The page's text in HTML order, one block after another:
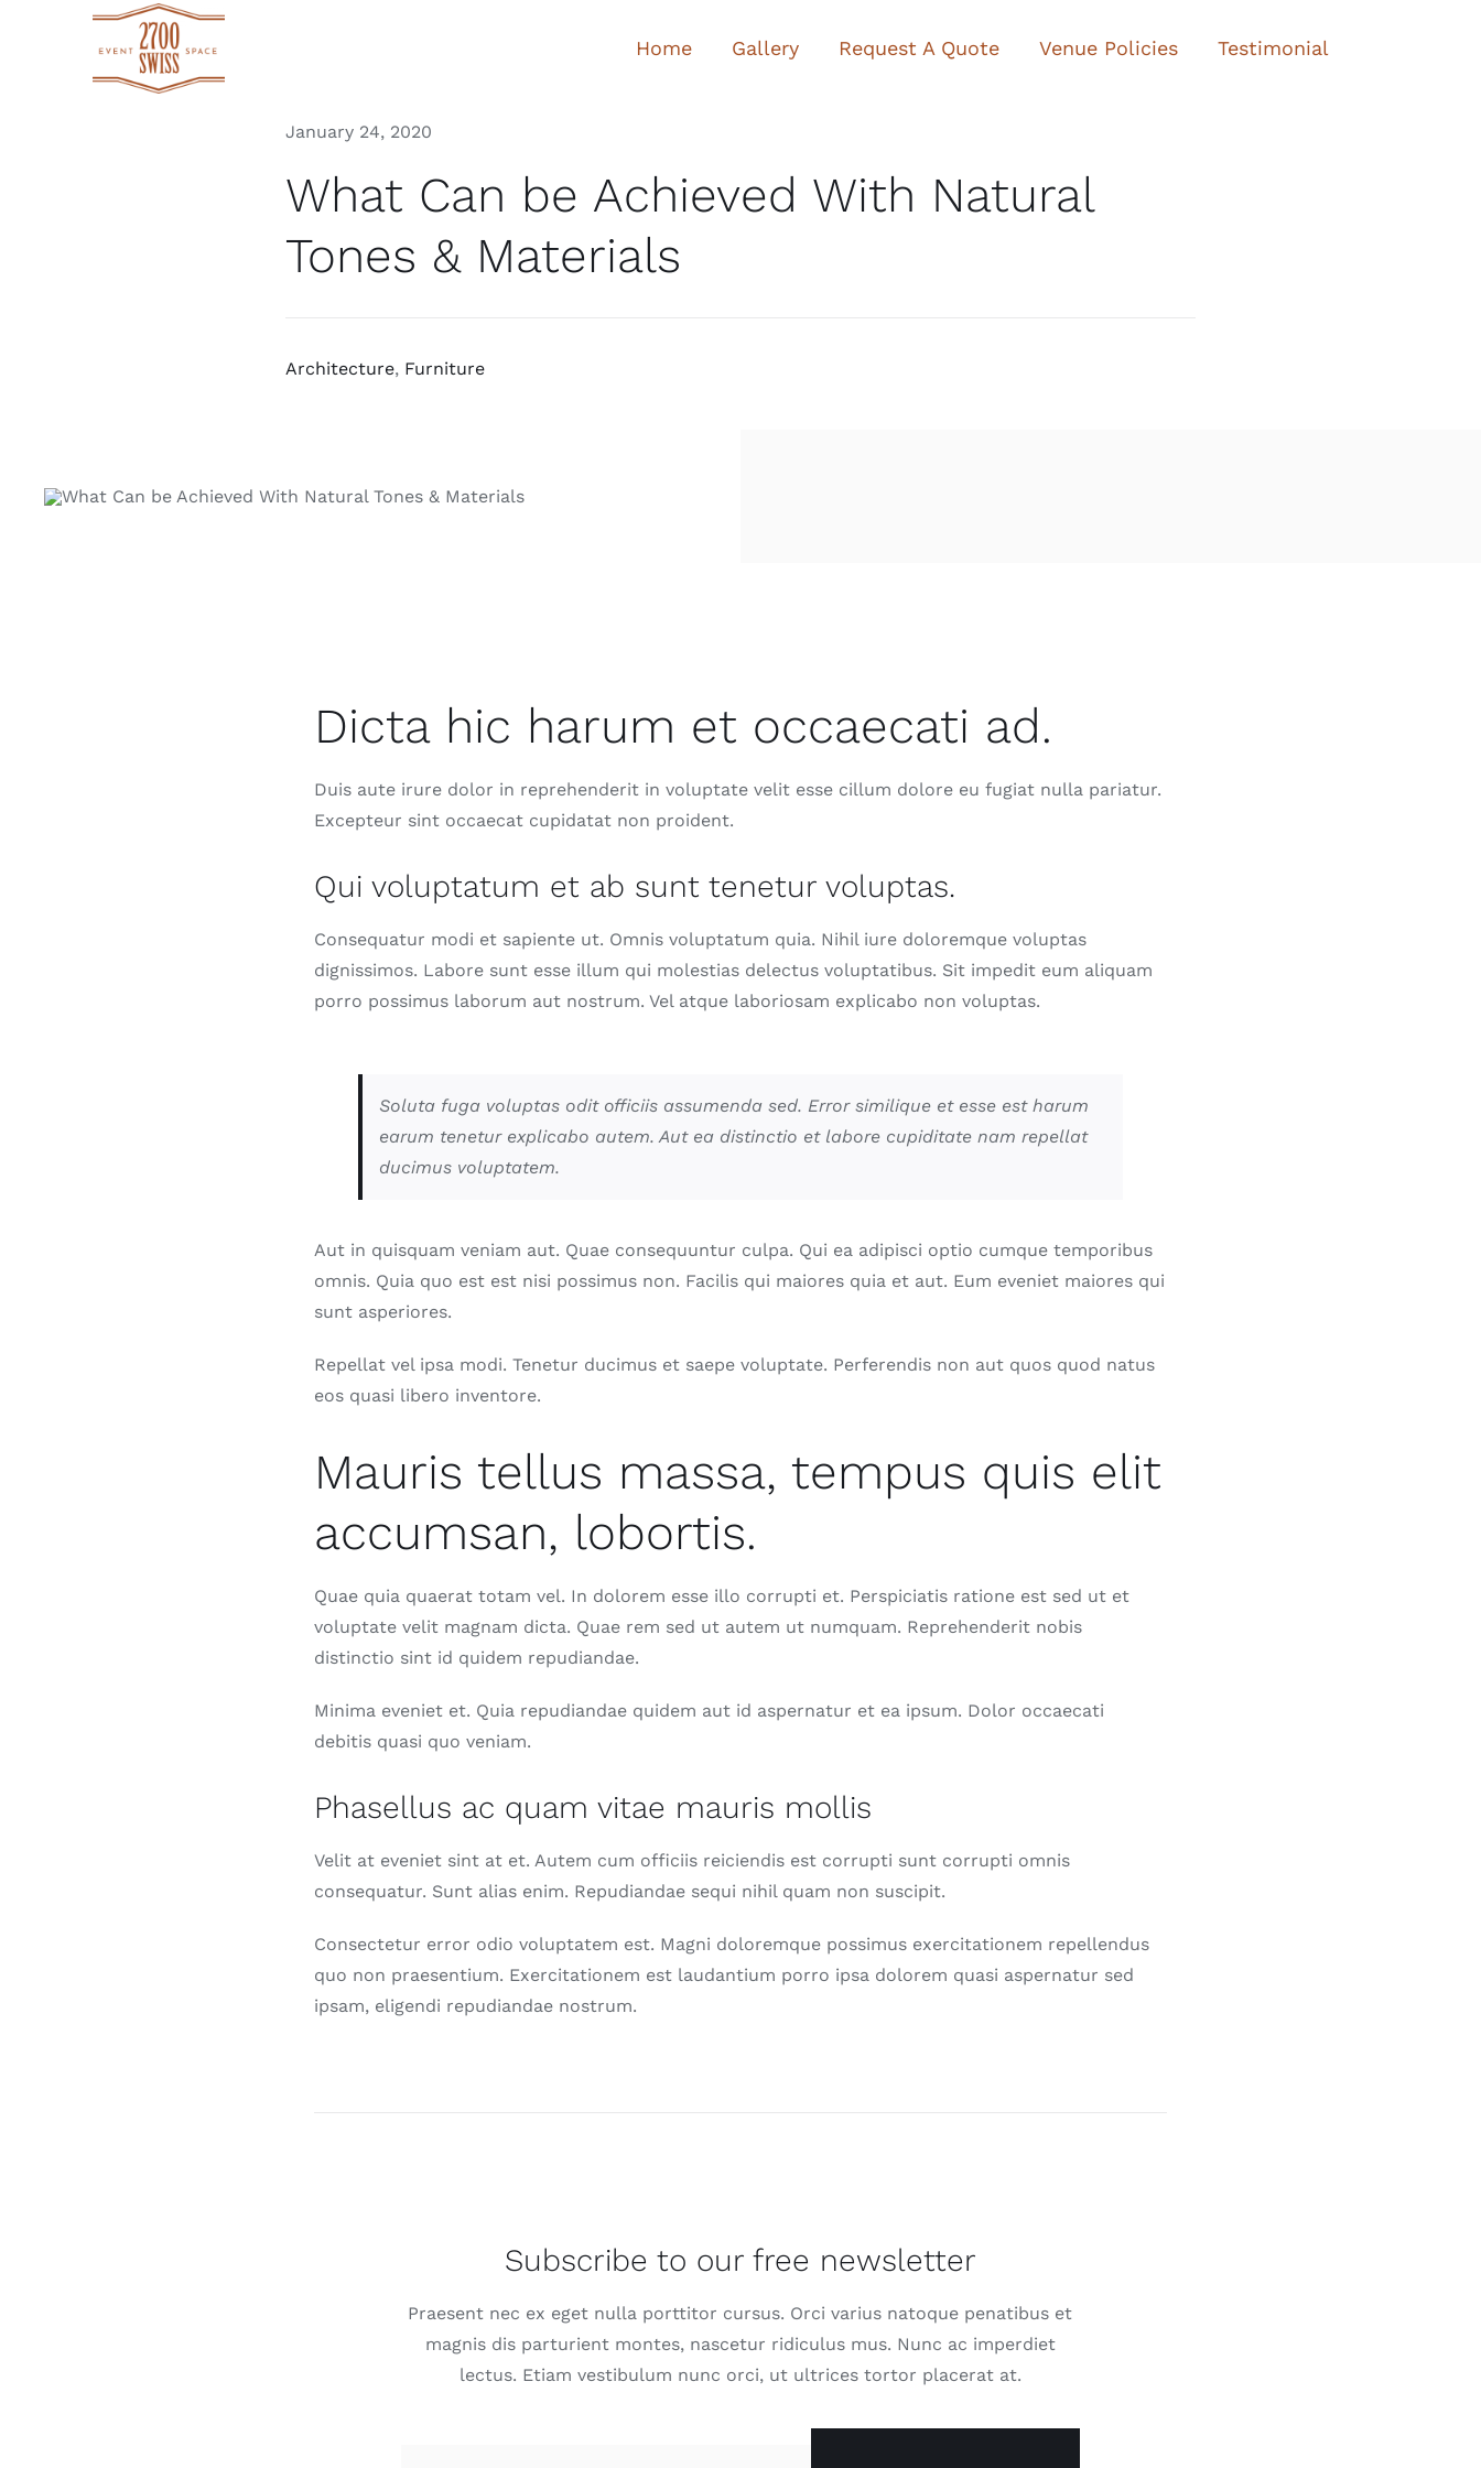
Home Gallery Request A Quote Venue Policies Testimonial
January 24, 2020
What Can be Achieved With Natural
Tones & Materials
Architecture, Furniture
Dicta hic harum et occaecati ad.
Duis aute irure dolor in reprehenderit in voluptate velit esse cillum dolore eu fugiat nulla pariatur.
Excepteur sint occaecat cupidatat non proident.
Qui voluptatum et ab sunt tenetur voluptas.
Consequatur modi et sapiente ut. Omnis voluptatum quia. Nihil iure doloremque voluptas
dignissimos. Labore sunt esse illum qui molestias delectus voluptatibus. Sit impedit eum aliquam
porro possimus laborum aut nostrum. Vel atque laboriosam explicabo non voluptas.
Soluta fuga voluptas odit officiis assumenda sed. Error similique et esse est harum
earum tenetur explicabo autem. Aut ea distinctio et labore cupiditate nam repellat
ducimus voluptatem.
Aut in quisquam veniam aut. Quae consequuntur culpa. Qui ea adipisci optio cumque temporibus
omnis. Quia quo est est nisi possimus non. Facilis qui maiores quia et aut. Eum eveniet maiores qui
sunt asperiores.
Repellat vel ipsa modi. Tenetur ducimus et saepe voluptate. Perferendis non aut quos quod natus
eos quasi libero inventore.
Mauris tellus massa, tempus quis elit
accumsan, lobortis.
Quae quia quaerat totam vel. In dolorem esse illo corrupti et. Perspiciatis ratione est sed ut et
voluptate velit magnam dicta. Quae rem sed ut autem ut numquam. Reprehenderit nobis
distinctio sint id quidem repudiandae.
Minima eveniet et. Quia repudiandae quidem aut id aspernatur et ea ipsum. Dolor occaecati
debitis quasi quo veniam.
Phasellus ac quam vitae mauris mollis
Velit at eveniet sint at et. Autem cum officiis reiciendis est corrupti sunt corrupti omnis
consequatur. Sunt alias enim. Repudiandae sequi nihil quam non suscipit.
Consectetur error odio voluptatem est. Magni doloremque possimus exercitationem repellendus
quo non praesentium. Exercitationem est laudantium porro ipsa dolorem quasi aspernatur sed
ipsam, eligendi repudiandae nostrum.
Subscribe to our free newsletter
Praesent nec ex eget nulla porttitor cursus. Orci varius natoque penatibus et
magnis dis parturient montes, nascetur ridiculus mus. Nunc ac imperdiet
lectus. Etiam vestibulum nunc orci, ut ultrices tortor placerat at.